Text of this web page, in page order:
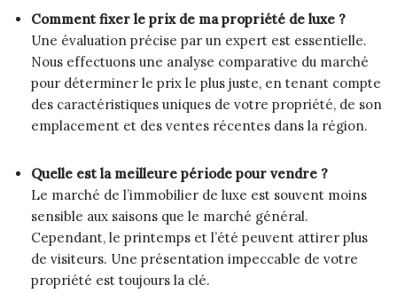
Comment fixer le prix de ma propriété de luxe ?
Une évaluation précise par un expert est essentielle.
Nous effectuons une analyse comparative du marché
pour déterminer le prix le plus juste, en tenant compte
des caractéristiques uniques de votre propriété, de son
emplacement et des ventes récentes dans la région.
Quelle est la meilleure période pour vendre ?
Le marché de l’immobilier de luxe est souvent moins
sensible aux saisons que le marché général.
Cependant, le printemps et l’été peuvent attirer plus
de visiteurs. Une présentation impeccable de votre
propriété est toujours la clé.